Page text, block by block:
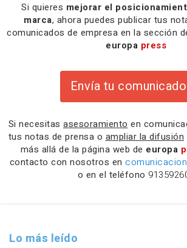
Si quieres mejorar el
marca, ahora puedes publicar tus
comunicados de empresa en la sección
europa press
Envía tu comunicado
Si necesitas asesoramiento en
tus notas de prensa o ampliar la difusión
más allá de la página web de europa
contacto con nosotros en
o en el teléfono
Lo más leído